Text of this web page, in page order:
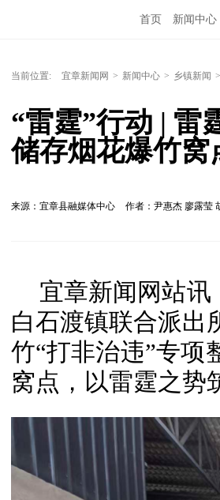
首页 新闻中心
当前位置: 宜章新闻网 > 新闻中心 > 乡镇新闻 >
“雷霆”行动 | 雷
储存烟花爆竹窝
来源：宜章县融媒体中心 作者：尹惠杰 廖露莹
宜章新闻网站
白石渡镇联合派出
竹“打非治违”专项
窝点，以雷霆之势